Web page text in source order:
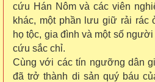
cứu Hán Nôm và các viên
khác, một phần lưu giữ rải rác
họ tộc, gia đình và một số
cứu sắc chỉ.
Cùng với các tín ngưỡng dân
đã trở thành di sản quý báu